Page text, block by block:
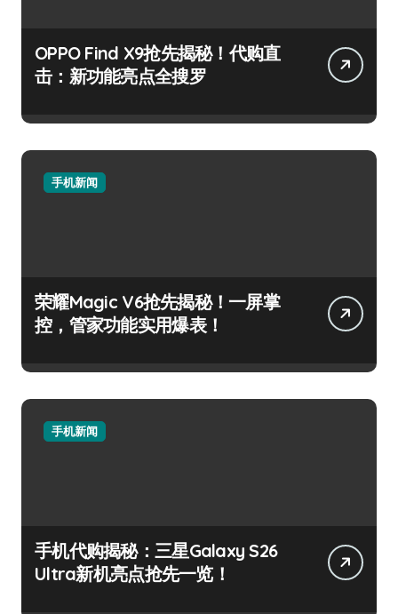
OPPO Find X9抢先揭秘！代购直
击：新功能亮点全搜罗
手机新闻
荣耀Magic V6抢先揭秘！一屏掌
控，管家功能实用爆表！
手机新闻
手机代购揭秘：三星Galaxy S26
Ultra新机亮点抢先一览！